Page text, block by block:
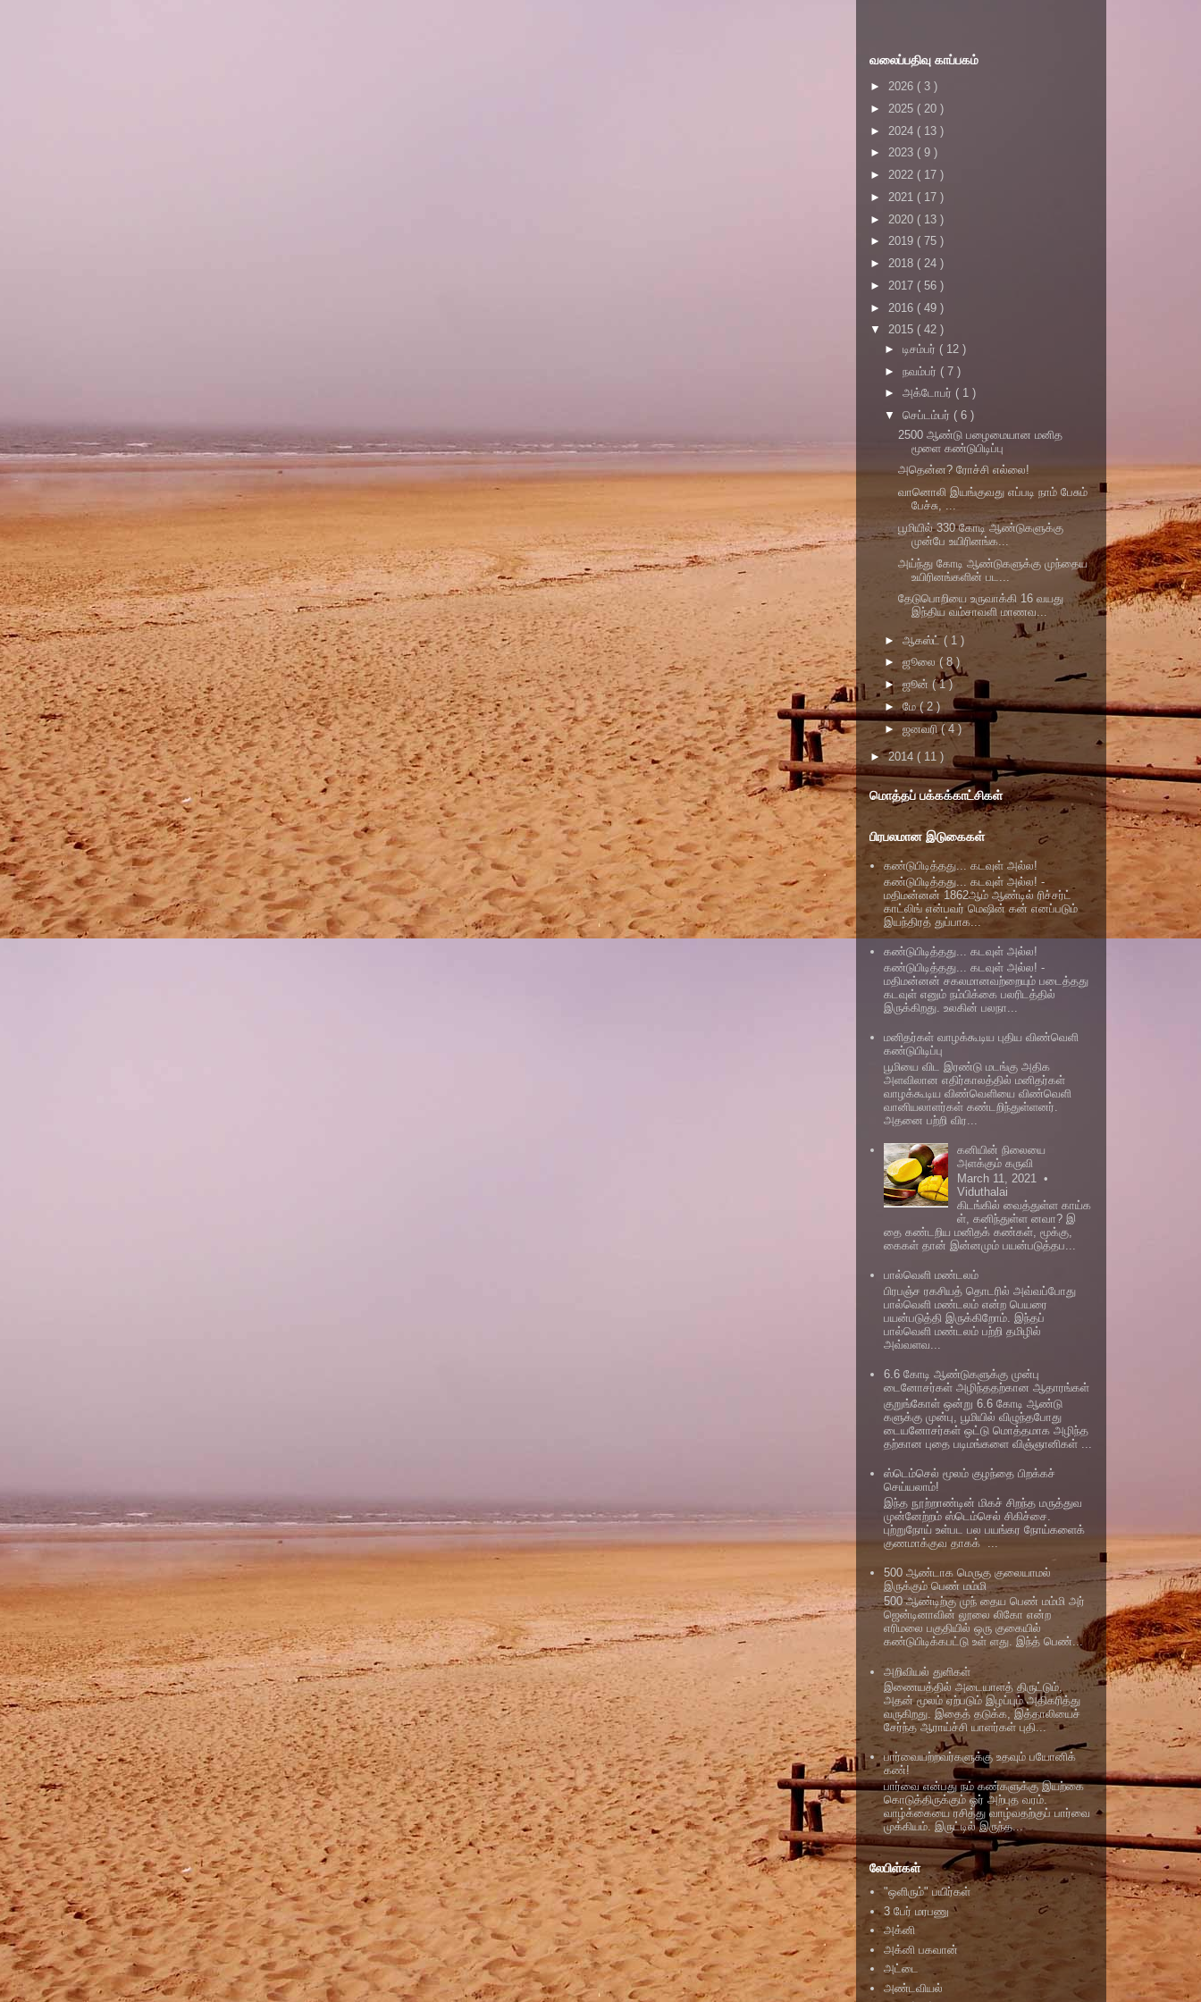
வலைப்பதிவு காப்பகம்
► 2026 ( 3 )
► 2025 ( 20 )
► 2024 ( 13 )
► 2023 ( 9 )
► 2022 ( 17 )
► 2021 ( 17 )
► 2020 ( 13 )
► 2019 ( 75 )
► 2018 ( 24 )
► 2017 ( 56 )
► 2016 ( 49 )
▼ 2015 ( 42 )
► டிசம்பர் ( 12 )
► நவம்பர் ( 7 )
► அக்டோபர் ( 1 )
▼ செப்டம்பர் ( 6 )
2500 ஆண்டு பழைமையான மனித
மூளை கண்டுபிடிப்பு
அதென்ன? ரோச்சி எல்லை!
வானொலி இயங்குவது எப்படி நாம் பேசும்
பேச்சு, ...
பூமியில் 330 கோடி ஆண்டுகளுக்கு
முன்பே உயிரினங்க...
அய்ந்து கோடி ஆண்டுகளுக்கு முந்தைய
உயிரினங்களின் பட...
தேடுபொறியை உருவாக்கி 16 வயது
இந்திய வம்சாவளி மாணவ...
► ஆகஸ்ட்( 1 )
►ஜூலை ( 8 )
►ஜூன் ( 1 )
►மே( 2 )
► ஜனவரி( 4 )
►2014 ( 11 )
மொத்தப் பக்கக்காட்சிகள்
பிரபலமான இடுகைகள்
கண்டுபிடித்தது... கடவுள் அல்ல!
கண்டுபிடித்தது... கடவுள் அல்ல! -
மதிமன்னன் 1862ஆம் ஆண்டில் ரிச்சர்ட்
காட்லிங் என்பவர் மெஷின் கன் எனப்படும்
இயந்திரத் துப்பாக...
கண்டுபிடித்தது... கடவுள் அல்ல!
கண்டுபிடித்தது... கடவுள் அல்ல! -
மதிமன்னன் சகலமானவற்றையும் படைத்தது
கடவுள் எனும் நம்பிக்கை பலரிடத்தில்
இருக்கிறது. உலகின் பலநா...
மனிதர்கள் வாழக்கூடிய புதிய விண்வெளி
கண்டுபிடிப்பு
பூமியை விட இரண்டு மடங்கு அதிக
அளவிலான எதிர்காலத்தில் மனிதர்கள்
வாழக்கூடிய விண்வெளியை விண்வெளி
வானியலாளர்கள் கண்டறிந்துள்ளனர்.
அதனை பற்றி விர...
கனியின் நிலையை
அளக்கும் கருவி
March 11, 2021 •
Viduthalai
கிடங்கில் வைத்துள்ள காய்க
ள், கனிந்துள்ள னவா? இ
தை கண்டறிய மனிதக் கண்கள், மூக்கு,
கைகள் தான் இன்னமும் பயன்படுத்தப...
பால்வெளி மண்டலம்
பிரபஞ்ச ரகசியத் தொடரில் அவ்வப்போது
பால்வெளி மண்டலம் என்ற பெயரை
பயன்படுத்தி இருக்கிறோம். இந்தப்
பால்வெளி மண்டலம் பற்றி தமிழில்
அவ்வளவ...
6.6 கோடி ஆண்டுகளுக்கு முன்பு
டைனோசர்கள் அழிந்ததற்கான ஆதாரங்கள்
குறுங்கோள் ஒன்று 6.6 கோடி ஆண்டு
களுக்கு முன்பு, பூமியில் விழுந்தபோது
டையனோசர்கள் ஒட்டு மொத்தமாக அழிந்த
தற்கான புதை படிமங்களை விஞ்ஞானிகள் ...
ஸ்டெம்செல் மூலம் குழந்தை பிறக்கச்
செய்யலாம்!
இந்த நூற்றாண்டின் மிகச் சிறந்த மருத்துவ
முன்னேற்றம் ஸ்டெம்செல் சிகிச்சை.
புற்றுநோய் உள்பட பல பயங்கர நோய்களைக்
குணமாக்குவ தாகக் ...
500 ஆண்டாக மெருகு குலையாமல்
இருக்கும் பெண் மம்மி
500 ஆண்டிற்கு முந் தைய பெண் மம்மி அர்
ஜென்டினாவின் லூலை லிகோ என்ற
எரிமலை பகுதியில் ஒரு குகையில்
கண்டுபிடிக்கபட்டு உள் ளது. இந்த் பெண்...
அறிவியல் துளிகள்
இணையத்தில் அடையாளத் திருட்டும்,
அதன் மூலம் ஏற்படும் இழப்பும் அதிகரித்து
வருகிறது. இதைத் தடுக்க, இத்தாலியைச்
சேர்ந்த ஆராய்ச்சி யாளர்கள் புதி...
பார்வையற்றவர்களுக்கு உதவும் பயோனிக்
கண்!
பார்வை என்பது நம் கண்களுக்கு இயற்கை
கொடுத்திருக்கும் ஓர் அற்புத வரம்.
வாழ்க்கையை ரசித்து வாழ்வதற்குப் பார்வை
முக்கியம். இருட்டில் இருந்த...
லேபிள்கள்
"ஒளிரும்" பயிர்கள்
3 பேர் மரபணு
அக்னி
அக்னி பகவான்
அட்டை
அண்டவியல்